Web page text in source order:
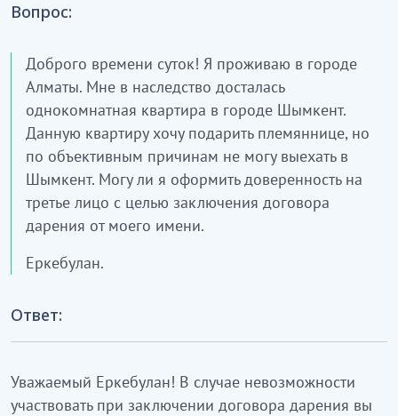
Вопрос:
Доброго времени суток! Я проживаю в городе
Алматы. Мне в наследство досталась
однокомнатная квартира в городе Шымкент.
Данную квартиру хочу подарить племяннице, но
по объективным причинам не могу выехать в
Шымкент. Могу ли я оформить доверенность на
третье лицо с целью заключения договора
дарения от моего имени.
Еркебулан.
Ответ:
Уважаемый Еркебулан! В случае невозможности
участвовать при заключении договора дарения вы